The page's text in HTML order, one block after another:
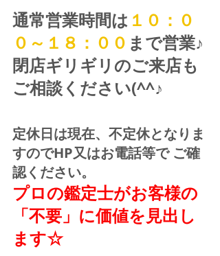
通常営業時間は １０：０
０～１８：００ まで営業♪
閉店ギリギリのご来店も
ご相談ください(^^♪
定休日は現在、不定休となりま
すのでHP又はお電話等で ご確
認ください。
プロの鑑定士がお客様の
「不要」に価値を見出し
ます☆